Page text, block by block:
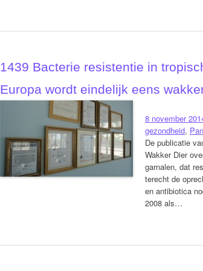
1439 Bacterie resistentie in
Europa wordt eindelijk eens
8 november
gezondheid,
De publicatie
Wakker Dier
garnalen, dat
terecht de
en antibiotica
2008 als…